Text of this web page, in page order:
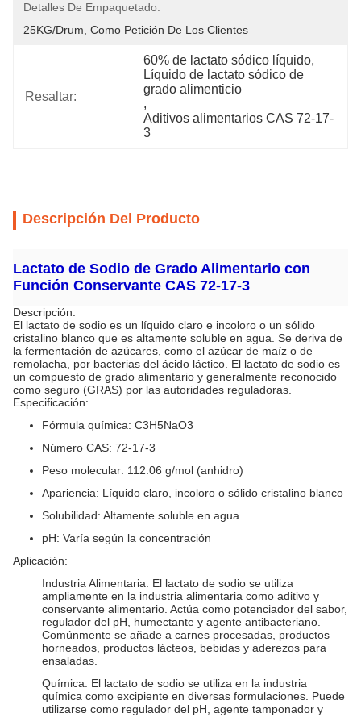
Detalles De Empaquetado:
25KG/drum, Como Petición De Los Clientes
Resaltar:
60% de lactato sódico líquido,
Líquido de lactato sódico de
grado alimenticio
,
Aditivos alimentarios CAS 72-17-
3
Descripción Del Producto
Lactato de Sodio de Grado Alimentario con
Función Conservante CAS 72-17-3
Descripción:
El lactato de sodio es un líquido claro e incoloro o un sólido
cristalino blanco que es altamente soluble en agua. Se deriva de
la fermentación de azúcares, como el azúcar de maíz o de
remolacha, por bacterias del ácido láctico. El lactato de sodio es
un compuesto de grado alimentario y generalmente reconocido
como seguro (GRAS) por las autoridades reguladoras.
Especificación:
Fórmula química: C3H5NaO3
Número CAS: 72-17-3
Peso molecular: 112.06 g/mol (anhidro)
Apariencia: Líquido claro, incoloro o sólido cristalino blanco
Solubilidad: Altamente soluble en agua
pH: Varía según la concentración
Aplicación:
Industria Alimentaria: El lactato de sodio se utiliza
ampliamente en la industria alimentaria como aditivo y
conservante alimentario. Actúa como potenciador del sabor,
regulador del pH, humectante y agente antibacteriano.
Comúnmente se añade a carnes procesadas, productos
horneados, productos lácteos, bebidas y aderezos para
ensaladas.
Química: El lactato de sodio se utiliza en la industria
química como excipiente en diversas formulaciones. Puede
utilizarse como regulador del pH, agente tamponador y